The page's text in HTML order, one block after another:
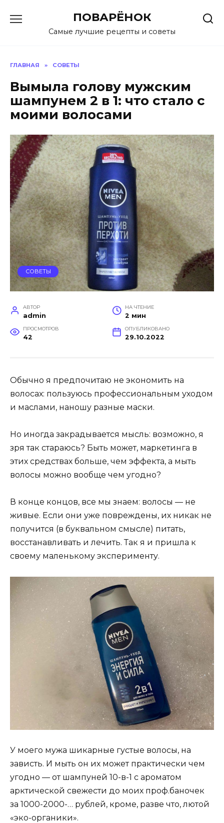
содержанию
ПОВАРЁНОК
Самые лучшие рецепты и советы
ГЛАВНАЯ » СОВЕТЫ
Вымыла голову мужским
шампунем 2 в 1: что стало с
моими волосами
СОВЕТЫ
АВТОР
admin
НА ЧТЕНИЕ
2 мин
ПРОСМОТРОВ
42
ОПУБЛИКОВАНО
29.10.2022
Обычно я предпочитаю не экономить на
волосах: пользуюсь профессиональным уходом
и маслами, наношу разные маски.
Но иногда закрадывается мысль: возможно, я
зря так стараюсь? Быть может, маркетинга в
этих средствах больше, чем эффекта, а мыть
волосы можно вообще чем угодно?
В конце концов, все мы знаем: волосы — не
живые. Если они уже повреждены, их никак не
получится (в буквальном смысле) питать,
восстанавливать и лечить. Так я и пришла к
своему маленькому эксперименту.
У моего мужа шикарные густые волосы, на
зависть. И мыть он их может практически чем
угодно — от шампуней 10-в-1 с ароматом
арктической свежести до моих проф.баночек
за 1000-2000-… рублей, кроме, разве что, лютой
«эко-органики».